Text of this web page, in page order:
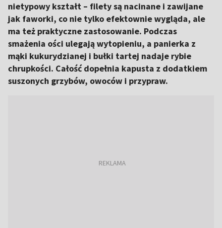
nietypowy kształt – filety są nacinane i zawijane
jak faworki, co nie tylko efektownie wygląda, ale
ma też praktyczne zastosowanie. Podczas
smażenia ości ulegają wytopieniu, a panierka z
mąki kukurydzianej i bułki tartej nadaje rybie
chrupkości. Całość dopełnia kapusta z dodatkiem
suszonych grzybów, owoców i przypraw.